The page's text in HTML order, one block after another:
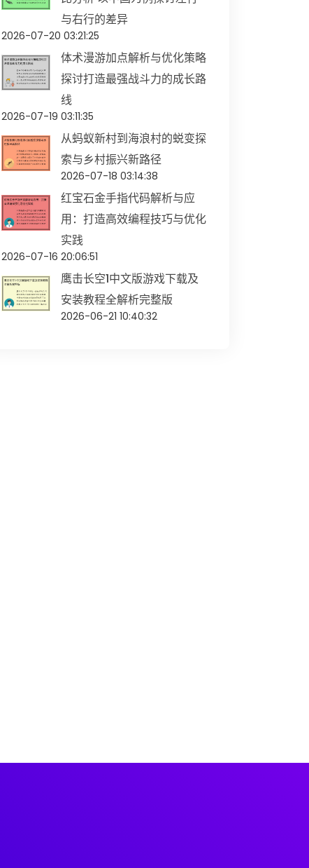
与右行的差异
2026-07-20 03:21:25
体术漫游加点解析与优化策略
探讨打造最强战斗力的成长路
线
2026-07-19 03:11:35
从蚂蚁新村到海浪村的蜕变探
索与乡村振兴新路径
2026-07-18 03:14:38
红宝石金手指代码解析与应
用：打造高效编程技巧与优化
实践
2026-07-16 20:06:51
鹰击长空1中文版游戏下载及
安装教程全解析完整版
2026-06-21 10:40:32